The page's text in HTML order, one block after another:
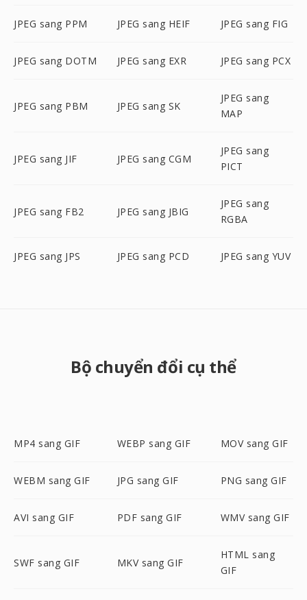
JPEG sang PPM JPEG sang HEIF JPEG sang FIG
JPEG sang DOTM JPEG sang EXR JPEG sang PCX
JPEG sang PBM JPEG sang SK
JPEG sang
MAP
JPEG sang JIF JPEG sang CGM
JPEG sang
PICT
JPEG sang FB2 JPEG sang JBIG
JPEG sang
RGBA
JPEG sang JPS JPEG sang PCD JPEG sang YUV
Bộ chuyển đổi cụ thể
MP4 sang GIF WEBP sang GIF MOV sang GIF
WEBM sang GIF JPG sang GIF PNG sang GIF
AVI sang GIF PDF sang GIF WMV sang GIF
SWF sang GIF MKV sang GIF
HTML sang
GIF